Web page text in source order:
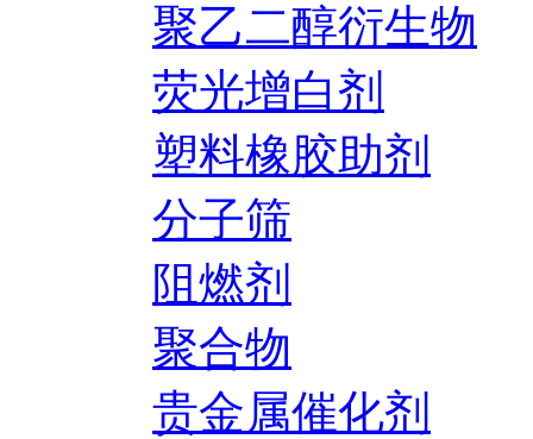
聚乙二醇衍生物
荧光增白剂
塑料橡胶助剂
分子筛
阻燃剂
聚合物
贵金属催化剂